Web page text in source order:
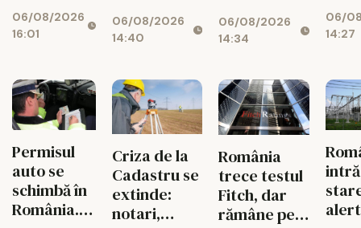
mari pot
rămâne
energie în
orele de
vârf
06/08/2026
16:01
zona
seismică
06/08/2026
14:40
rutiere
decât din
tuberculozei
și a
drogurilor
06/08/2026
14:34
06/
14:27
Permisul
auto se
schimbă în
România.
Criza de la
Cadastru se
extinde:
notari,
România
trece testul
Fitch, dar
rămâne pe